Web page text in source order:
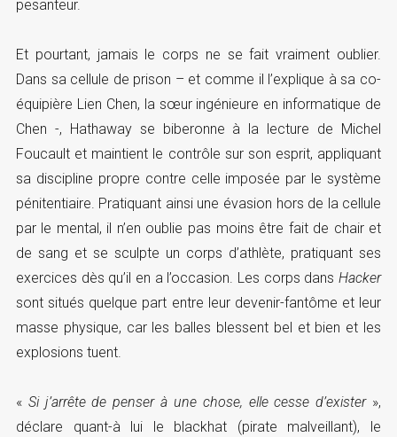
pesanteur.
Et pourtant, jamais le corps ne se fait vraiment oublier.
Dans sa cellule de prison – et comme il l’explique à sa co-
équipière Lien Chen, la sœur ingénieure en informatique de
Chen -, Hathaway se biberonne à la lecture de Michel
Foucault et maintient le contrôle sur son esprit, appliquant
sa discipline propre contre celle imposée par le système
pénitentiaire. Pratiquant ainsi une évasion hors de la cellule
par le mental, il n’en oublie pas moins être fait de chair et
de sang et se sculpte un corps d’athlète, pratiquant ses
exercices dès qu’il en a l’occasion. Les corps dansHacker
sont situés quelque part entre leur devenir-fantôme et leur
masse physique, car les balles blessent bel et bien et les
explosions tuent.
« Si j’arrête de penser à une chose, elle cesse d’exister»,
déclare quant-à lui le blackhat (pirate malveillant), le